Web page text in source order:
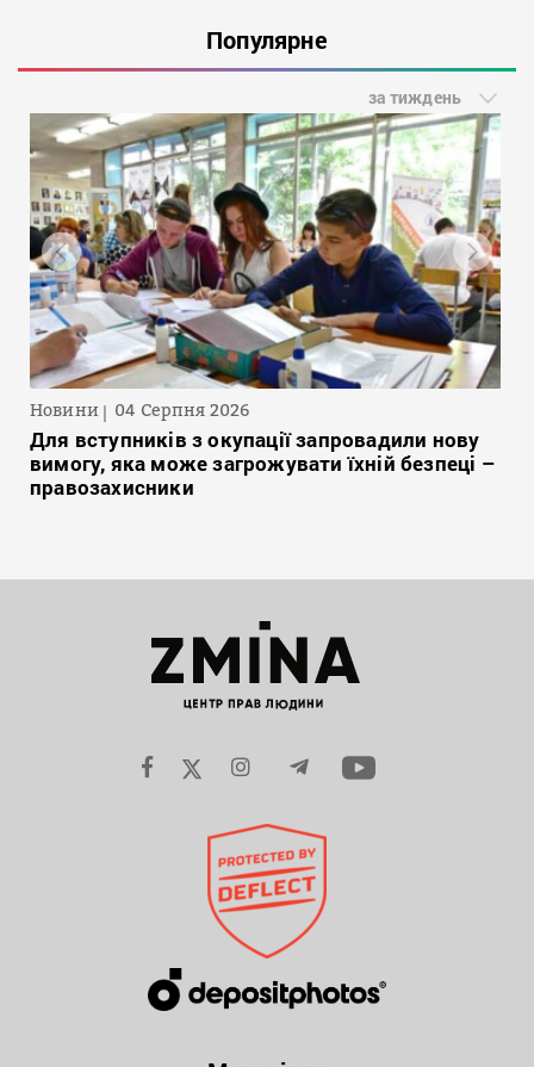
Популярне
за тиждень
Новини 04 Серпня 2026
Для вступників з окупації запровадили нову
вимогу, яка може загрожувати їхній безпеці –
правозахисники